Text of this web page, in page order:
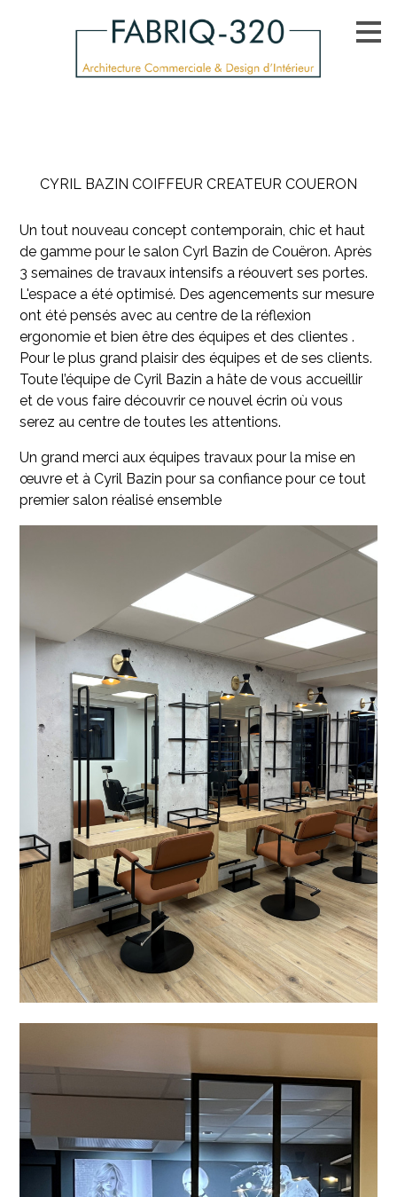
CYRIL BAZIN COIFFEUR CREATEUR COUERON
Un tout nouveau concept contemporain, chic et haut
de gamme pour le salon Cyrl Bazin de Couëron. Après
3 semaines de travaux intensifs a réouvert ses portes.
L'espace a été optimisé. Des agencements sur mesure
ont été pensés avec au centre de la réflexion
ergonomie et bien être des équipes et des clientes .
Pour le plus grand plaisir des équipes et de ses clients.
Toute l’équipe de Cyril Bazin a hâte de vous accueillir
et de vous faire découvrir ce nouvel écrin où vous
serez au centre de toutes les attentions.
Un grand merci aux équipes travaux pour la mise en
œuvre et à Cyril Bazin pour sa confiance pour ce tout
premier salon réalisé ensemble